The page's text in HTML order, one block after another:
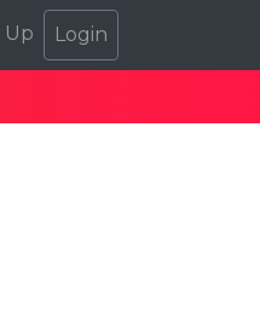
Up Login